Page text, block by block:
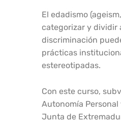
El edadismo
categorizar y dividir
discriminación
prácticas
estereotipadas.
Con este curso,
Autonomía
Junta de